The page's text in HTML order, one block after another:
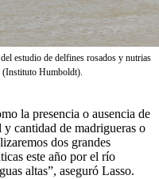
estudio de delfines rosados y nutrias
(Instituto Humboldt).
la presencia o ausencia de
cantidad de madrigueras o
dos grandes
este año por el río
altas”, aseguró Lasso.